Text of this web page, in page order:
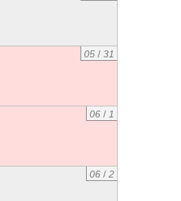
05/ 31
06/ 1
06/ 2